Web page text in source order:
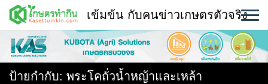
Skip
content
พืช
หน้าแรก
เข้มข้น กับคนข่าวเกษตรตัวจริง
ป้ายกำกับ: พระโคถั่วน้ำหญ้าและเหล้า